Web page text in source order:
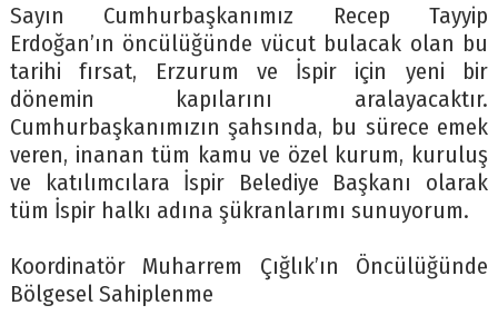
Sayın Cumhurbaşkanımız Recep Tayyip
Erdoğan’ın öncülüğünde vücut bulacak olan bu
tarihi fırsat, Erzurum ve İspir için yeni bir
dönemin kapılarını aralayacaktır.
Cumhurbaşkanımızın şahsında, bu sürece emek
veren, inanan tüm kamu ve özel kurum, kuruluş
ve katılımcılara İspir Belediye Başkanı olarak
tüm İspir halkı adına şükranlarımı sunuyorum.
Koordinatör Muharrem Çığlık’ın Öncülüğünde
Bölgesel Sahiplenme